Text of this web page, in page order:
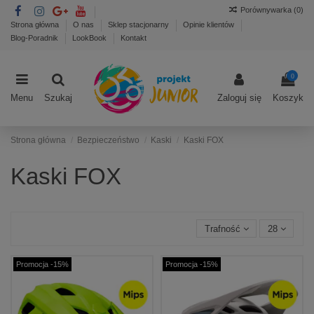
Strona główna O nas Sklep stacjonarny
Opinie klientów
Blog-Poradnik
LookBook Kontakt
Porównywarka (0)
Menu Szukaj Zaloguj się
0
Koszyk
Strona główna Bezpieczeństwo Kaski Kaski FOX
Kaski FOX
Trafność 28
Promocja -15% Promocja -15%